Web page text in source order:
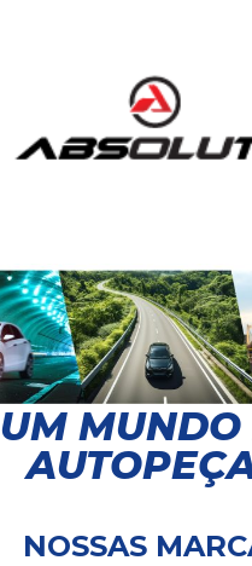
UM MUNDO
NOSSAS